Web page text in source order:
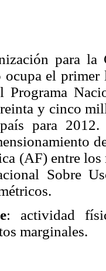
para
el primer
Programa
y cinco
para
(AF) entre
Sobre
: actividad
marginales.